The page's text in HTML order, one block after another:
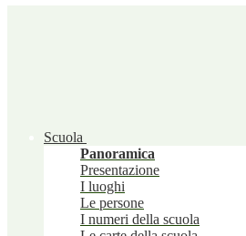
Scuola
Panoramica
Presentazione
I luoghi
Le persone
I numeri della scuola